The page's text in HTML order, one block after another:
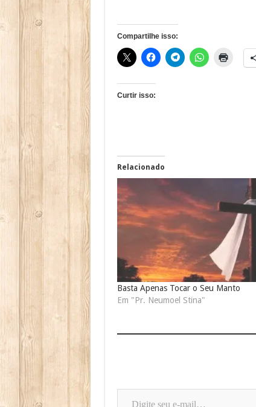
Compartilhe isso:
Curtir isso:
Relacionado
Basta Apenas Tocar o Seu Manto
Em "Pr. Neumoel Stina"
Digite seu e-mail…